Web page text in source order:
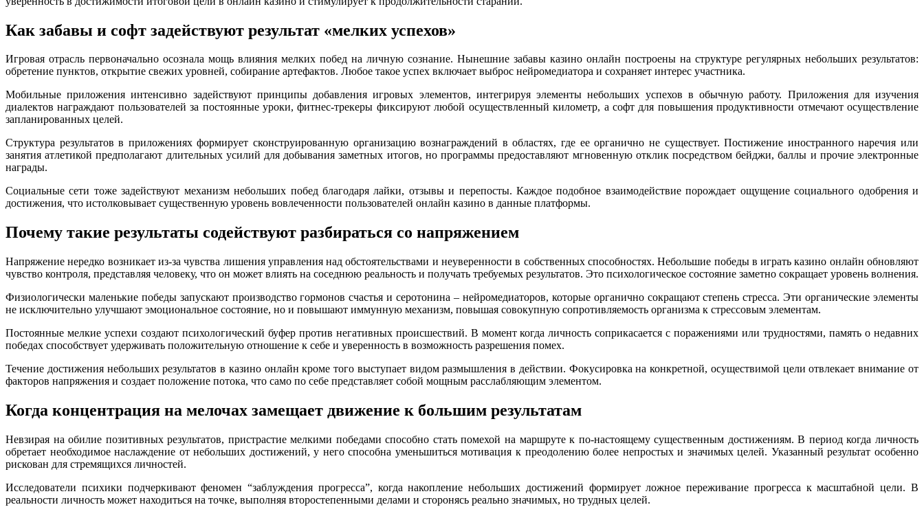
Как забавы и софт задействуют результат «мелких успехов»
Игровая отрасль первоначально осознала мощь влияния мелких побед на личную сознание. Нынешние забавы казино онлайн построены на структуре регулярных небольших результатов:
обретение пунктов, открытие свежих уровней, собирание артефактов. Любое такое успех включает выброс нейромедиатора и сохраняет интерес участника.
Мобильные приложения интенсивно задействуют принципы добавления игровых элементов, интегрируя элементы небольших успехов в обычную работу. Приложения для изучения
диалектов награждают пользователей за постоянные уроки, фитнес-трекеры фиксируют любой осуществленный километр, а софт для повышения продуктивности отмечают осуществление
запланированных целей.
Структура результатов в приложениях формирует сконструированную организацию вознаграждений в областях, где ее органично не существует. Постижение иностранного наречия или
занятия атлетикой предполагают длительных усилий для добывания заметных итогов, но программы предоставляют мгновенную отклик посредством бейджи, баллы и прочие электронные
награды.
Социальные сети тоже задействуют механизм небольших побед благодаря лайки, отзывы и перепосты. Каждое подобное взаимодействие порождает ощущение социального одобрения и
достижения, что истолковывает существенную уровень вовлеченности пользователей онлайн казино в данные платформы.
Почему такие результаты содействуют разбираться со напряжением
Напряжение нередко возникает из-за чувства лишения управления над обстоятельствами и неуверенности в собственных способностях. Небольшие победы в играть казино онлайн обновляют
чувство контроля, представляя человеку, что он может влиять на соседнюю реальность и получать требуемых результатов. Это психологическое состояние заметно сокращает уровень волнения.
Физиологически маленькие победы запускают производство гормонов счастья и серотонина – нейромедиаторов, которые органично сокращают степень стресса. Эти органические элементы
не исключительно улучшают эмоциональное состояние, но и повышают иммунную механизм, повышая совокупную сопротивляемость организма к стрессовым элементам.
Постоянные мелкие успехи создают психологический буфер против негативных происшествий. В момент когда личность соприкасается с поражениями или трудностями, память о недавних
победах способствует удерживать положительную отношение к себе и уверенность в возможность разрешения помех.
Течение достижения небольших результатов в казино онлайн кроме того выступает видом размышления в действии. Фокусировка на конкретной, осуществимой цели отвлекает внимание от
факторов напряжения и создает положение потока, что само по себе представляет собой мощным расслабляющим элементом.
Когда концентрация на мелочах замещает движение к большим результатам
Невзирая на обилие позитивных результатов, пристрастие мелкими победами способно стать помехой на маршруте к по-настоящему существенным достижениям. В период когда личность
обретает необходимое наслаждение от небольших достижений, у него способна уменьшиться мотивация к преодолению более непростых и значимых целей. Указанный результат особенно
рискован для стремящихся личностей.
Исследователи психики подчеркивают феномен “заблуждения прогресса”, когда накопление небольших достижений формирует ложное переживание прогресса к масштабной цели. В
реальности личность может находиться на точке, выполняя второстепенными делами и сторонясь реально значимых, но трудных целей.